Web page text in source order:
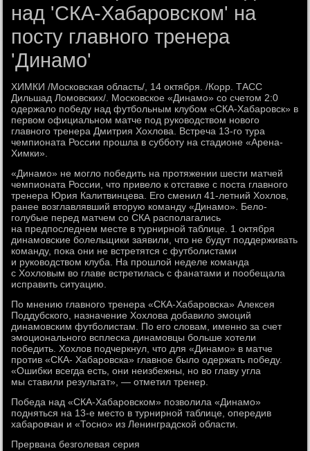
над 'СКА-Хабаровском' на
посту главного тренера
'Динамо'
ХИМКИ /Московская область/, 14 октября. /Корр. ТАСС
Дильшад Ломовских/. Московское «Динамо» со счетом 2:0
одержало победу над футбольным клубом «СКА-Хабаровск» в
первом официальном матче под руководством нового
главного тренера Дмитрия Хохлова. Встреча 13-го тура
чемпионата России прошла в субботу на стадионе «Арена-
Химки».
«Динамо» не могло победить на протяжении шести матчей
чемпионата России, что привело к отставке с поста главного
тренера Юрия Калитвинцева. Его сменил 41-летний Хохлов,
ранее возглавлявший вторую команду «Динамо». Бело-
голубые перед матчем со СКА располагались
на предпоследнем месте в турнирной таблице. 1 октября
динамовские болельщики заявили, что не будут поддерживать
команду, пока они не встретятся с футболистами
и руководством клуба. На прошлой неделе команда
с Хохловым во главе встретилась с фанатами и пообещала
исправить ситуацию.
По мнению главного тренера «СКА-Хабаровска» Алексея
Поддубского, назначение Хохлова добавило эмоций
динамовским футболистам. По его словам, именно за счет
эмоционального всплеска динамовцы больше хотели
победить. Хохлов подчеркнул, что для «Динамо» в матче
против «СКА- Хабаровска» главное было одержать победу.
«Ошибки всегда есть, они неизбежны, но во главу угла
мы ставили результат», — отметил тренер.
Победа над «СКА-Хабаровском» позволила «Динамо»
подняться на 13-е место в турнирной таблице, опередив
хабаровчан и «Тосно» из Ленинградской области.
Прервана безголевая серия